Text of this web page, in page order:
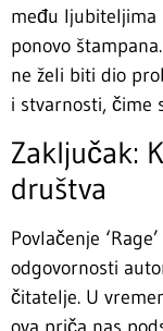
među
ponovo
ne želi biti dio
i stvarnosti, čime
Zaključak:
društva
Povlačenje
odgovornosti
čitatelje. U